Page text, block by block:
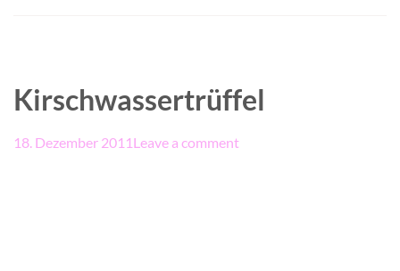
Kirschwassertrüffel
18. Dezember 2011 Leave a comment